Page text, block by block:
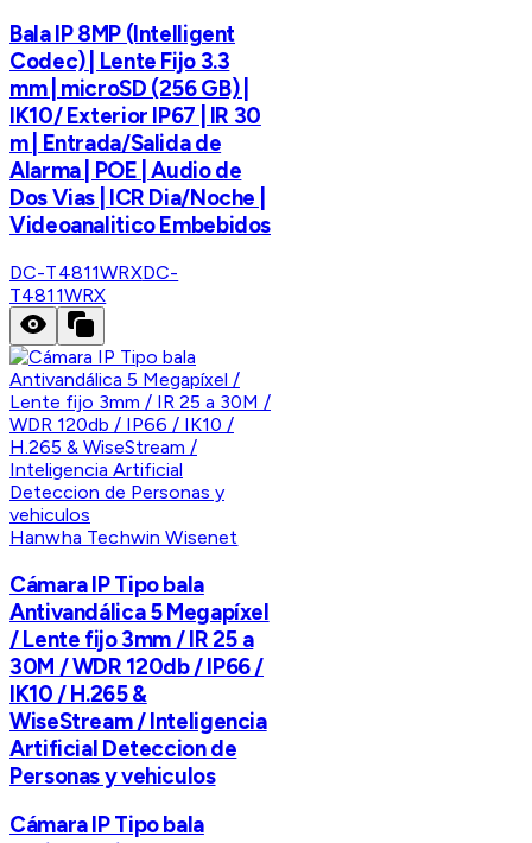
Bala IP 8MP (Intelligent
Codec) | Lente Fijo 3.3
mm | microSD (256 GB) |
IK10/ Exterior IP67 | IR 30
m | Entrada/Salida de
Alarma | POE | Audio de
Dos Vias | ICR Dia/Noche |
Videoanalitico Embebidos
DC-T4811WRXDC-
T4811WRX
Hanwha Techwin Wisenet
Cámara IP Tipo bala
Antivandálica 5 Megapíxel
/ Lente fijo 3mm / IR 25 a
30M / WDR 120db / IP66 /
IK10 / H.265 &
WiseStream / Inteligencia
Artificial Deteccion de
Personas y vehiculos
Cámara IP Tipo bala